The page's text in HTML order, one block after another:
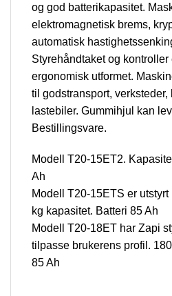
og god batterikapasitet.
elektromagnetisk brems,
automatisk
Styrehåndtaket og kontroller
ergonomisk utformet.
til godstransport, verksteder,
lastebiler. Gummihjul kan
Bestillingsvare.
Modell T20-15ET2.
Ah
Modell T20-15ETS er
kg kapasitet. Batteri 85 Ah
Modell T20-18ET har Zapi
tilpasse brukerens profil.
85 Ah